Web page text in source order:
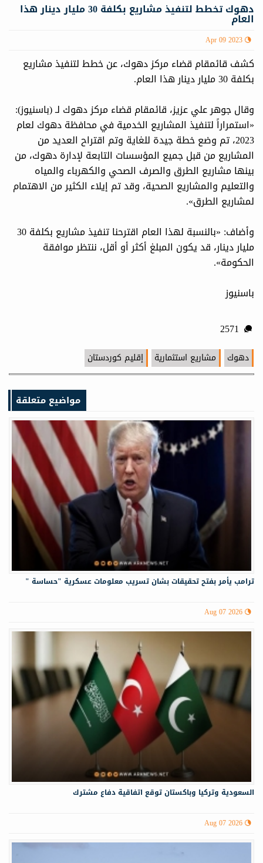
دهوك تخطط لتنفيذ مشاريع بكلفة 30 مليار دينار هذا
العام
Apr 09 2023
كشف قائمقام قضاء مركز دهوك، عن خطط لتنفيذ مشاريع
بكلفة 30 مليار دينار هذا العام.
وقال جوهر علي عزيز، قائمقام قضاء مركز دهوك لـ (باسنيوز):
«استمراراً لتنفيذ المشاريع الخدمية في محافظة دهوك لعام
2023، تم وضع خطة جيدة للغاية وتم اقتراح العديد من
المشاريع من قبل جميع المؤسسات التابعة لإدارة دهوك، من
بينها مشاريع الطرق والصرف الصحي والكهرباء والمياه
والتعليم والمشاريع الصحية، وقد تم إيلاء الكثير من الاهتمام
لمشاريع الطرق».
وأضاف: «بالنسبة لهذا العام اقترحنا تنفيذ مشاريع بكلفة 30
مليار دينار، قد يكون المبلغ أكثر أو أقل، ننتظر موافقة
الحكومة».
باسنیوز
دهوك مشاريع استثمارية إقليم كوردستان
مواضيع متعلقة
ترامب يأمر بفتح تحقيقات بشان تسريب معلومات عسكرية "حساسة "
Aug 07 2026
السعودية وتركيا وباكستان توقع اتفاقية دفاع مشترك
Aug 07 2026